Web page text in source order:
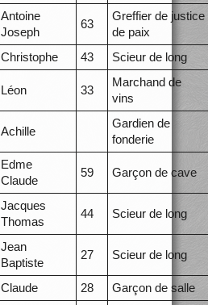
Antoine
Joseph
63
Greffier de justice
de paix
Christophe 43 Scieur de long
Léon 33
Marchand de
vins
Achille
Gardien de
fonderie
Edme
Claude
59 Garçon de cave
Jacques
Thomas
44 Scieur de long
Jean
Baptiste
27 Scieur de long
Claude 28 Garçon de salle